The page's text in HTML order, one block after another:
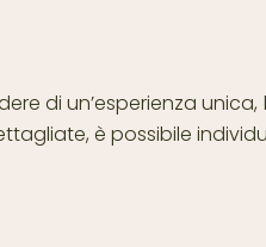
di un’esperienza
è possibile